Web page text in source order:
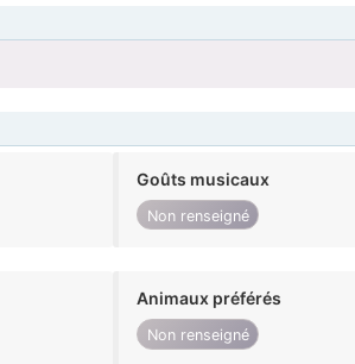
Goûts musicaux
Non renseigné
Animaux préférés
Non renseigné